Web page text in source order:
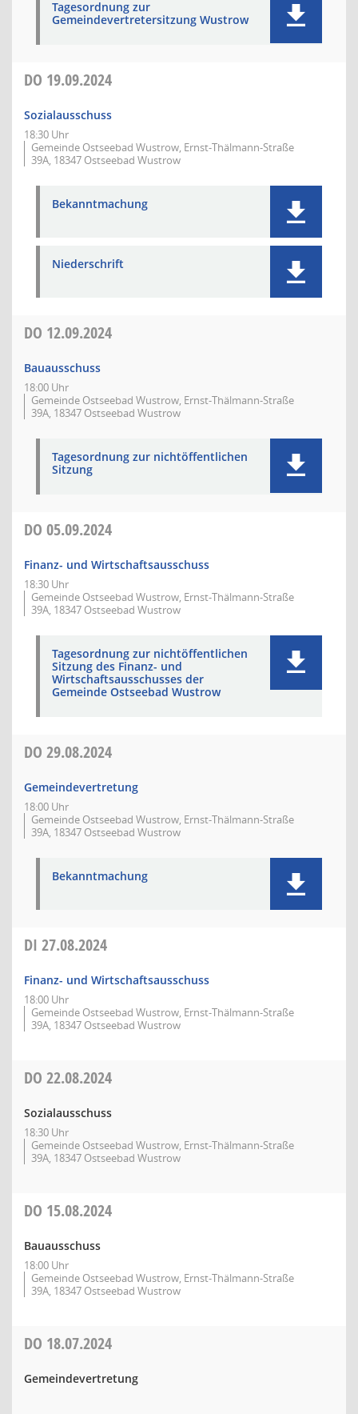
Tagesordnung zur
Gemeindevertretersitzung Wustrow
DO 19.09.2024
Sozialausschuss
18:30 Uhr
Gemeinde Ostseebad Wustrow, Ernst-Thälmann-Straße
39A, 18347 Ostseebad Wustrow
Bekanntmachung
Niederschrift
DO 12.09.2024
Bauausschuss
18:00 Uhr
Gemeinde Ostseebad Wustrow, Ernst-Thälmann-Straße
39A, 18347 Ostseebad Wustrow
Tagesordnung zur nichtöffentlichen
Sitzung
DO 05.09.2024
Finanz- und Wirtschaftsausschuss
18:30 Uhr
Gemeinde Ostseebad Wustrow, Ernst-Thälmann-Straße
39A, 18347 Ostseebad Wustrow
Tagesordnung zur nichtöffentlichen
Sitzung des Finanz- und
Wirtschaftsausschusses der
Gemeinde Ostseebad Wustrow
DO 29.08.2024
Gemeindevertretung
18:00 Uhr
Gemeinde Ostseebad Wustrow, Ernst-Thälmann-Straße
39A, 18347 Ostseebad Wustrow
Bekanntmachung
DI 27.08.2024
Finanz- und Wirtschaftsausschuss
18:00 Uhr
Gemeinde Ostseebad Wustrow, Ernst-Thälmann-Straße
39A, 18347 Ostseebad Wustrow
DO 22.08.2024
Sozialausschuss
18:30 Uhr
Gemeinde Ostseebad Wustrow, Ernst-Thälmann-Straße
39A, 18347 Ostseebad Wustrow
DO 15.08.2024
Bauausschuss
18:00 Uhr
Gemeinde Ostseebad Wustrow, Ernst-Thälmann-Straße
39A, 18347 Ostseebad Wustrow
DO 18.07.2024
Gemeindevertretung